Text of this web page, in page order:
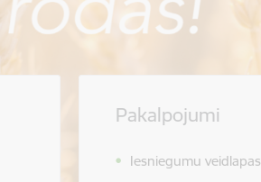
Pakalpojumi
Iesniegumu veidlapas